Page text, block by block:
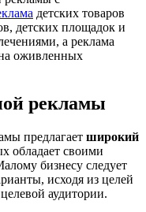
детских товаров
детских площадок и
а реклама
оживленных
рекламы
предлагает широкий
обладает своими
бизнесу следует
исходя из целей
аудитории.